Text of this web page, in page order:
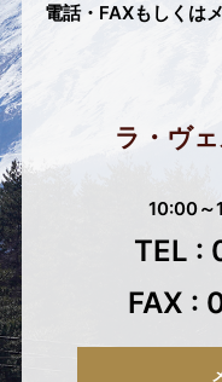
電話・FAXもしくは
ラ・ヴ
10:00～
TEL :
FAX :